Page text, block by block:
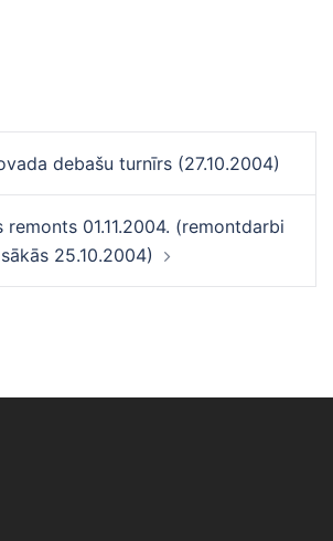
debašu turnīrs (27.10.2004)
remonts 01.11.2004. (remontdarbi
sākās 25.10.2004)